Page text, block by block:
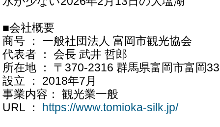
■会社概要
商号 ： 一般社団法人 富岡市観光協会
代表者 ： 会長 武井 哲郎
所在地 ： 〒370-2316 群馬県富岡市富岡
設立 ： 2018年7月
事業内容： 観光業一般
URL ：
https://www.tomioka-silk.jp/